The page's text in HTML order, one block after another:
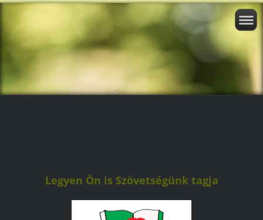
Legyen Ön is Szövetségünk tagja